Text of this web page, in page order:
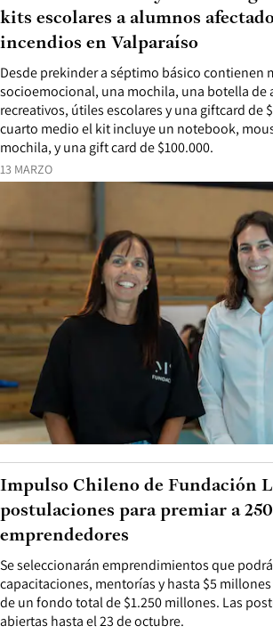
13 MARZO
Desde prekinder a séptimo básico contienen
socioemocional, una mochila, una botella de
recreativos, útiles escolares y una giftcard de
cuarto medio el kit incluye un notebook,
mochila, y una gift card de $100.000.
kits escolares a alumnos
incendios en Valparaíso
Se seleccionarán emprendimientos que
capacitaciones, mentorías y hasta $5
de un fondo total de $1.250 millones. Las
abiertas hasta el 23 de octubre.
Impulso Chileno de Fundación
postulaciones para premiar a 250
emprendedores